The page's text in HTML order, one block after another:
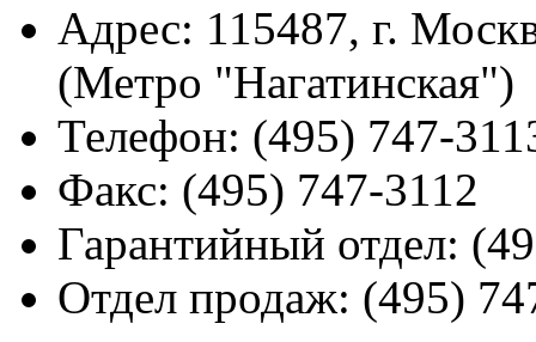
Адрес: 115487, г.
(Метро "Нагатинская")
Телефон: (495) 747-
Факс: (495) 747-3112
Гарантийный отдел:
Отдел продаж: (495)